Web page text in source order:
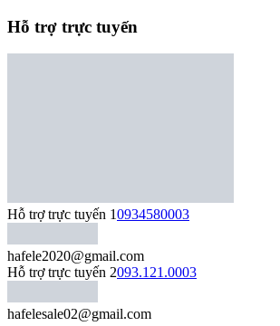
Hỗ trợ trực tuyến
Hỗ trợ trực tuyến 10934580003
hafele2020@gmail.com
Hỗ trợ trực tuyến 2093.121.0003
hafelesale02@gmail.com